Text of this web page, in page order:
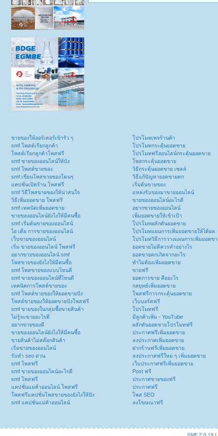
ขายของให้ออร์เดอร์เข้ารัว ๆ
smf โพสต์เรียกลูกค้า
โพสต์เรียกลูกค้าโพสฟรี
smf ขายของออนไลน์ให้ปัง
smf โพสต์ขายของ
smf เขียนโพสขายของโดนๆ
แคปชั่นเปิดร้าน โพสฟรี
smf วิธีโพสขายของให้น่าสนใจ
วิธีเพิ่มยอดขาย โพสฟรี
smf เทคนิคเพิ่มยอดขาย
ขายของออนไลน์ยังไงให้มีคนซื้อ
smf เริ่มต้นขายของออนไลน์
ไอ เดีย การขายของออนไลน์
เว็บขายของออนไลน์
เริ่ม ขายของออนไลน์ โพสฟรี
อยากขายของออนไลน์ smf
โพสขายของยังไงให้มีคนซื้อ
smf โพสขายของแบบไหนดี
smf ขายของออนไลน์ที่ไหนดี
เทคนิคการโพสต์ขายของ
smf โพสต์ขายของให้ยอดขายปัง
โพสต์ขายของให้ยอดขายปังโพสฟรี
smf ขายของในกลุ่มซื้อขายสินค้า
ไม่รู้จะขายอะไรดี
อยากขายของดี
ขายของออนไลน์ยังไงให้มีคนซื้อ
ขายสินค้าไม่สต๊อกสินค้า
เริ่มขายของออนไลน์
รับทำ seo ด่วน
smf โพสฟรี
smf ขายของออนไลน์อะไรดี
smf โพสฟรี
แคปชั่นแม่ค้าออนไลน์ โพสฟรี
โพสฟรีแคปชั่นโพสขายของยังไงให้ปัง
smf แคปชั่นแม่ค้าออนไลน์
โปรโมทเพจร้านค้า
โปรโมทกระตุ้นยอดขาย
โปรโมทฟรีออนไลน์กระตุ้นยอดขาย
โพสกระตุ้นยอดขาย
วิธีกระตุ้นยอดขาย เซลล์
วิธีแก้ปัญหายอดขายตก
เริ่มต้นขายของ
แหล่งรับของมาขายออนไลน์
ขายของออนไลน์อะไรดี
อยากขายของออนไลน์
เพิ่มยอดขายให้เข้าเป้า
โปรโมทผลักดันยอดขาย
โปรโมทแผนการเพิ่มยอดขายให้ได้ผล
โปรโมทวิธีการวางแผนการเพิ่มยอดข
ยอดขายไม่ดีควรทำอย่างไร
ยอดขายตกเกิดจากอะไร
ทำไมต้องเพิ่มยอดขาย
ขายฟรี
ยอดการขาย คืออะไร
กลยุทธ์เพิ่มยอดขาย
โพสฟรีการกระตุ้นยอดขาย
เว็บบอร์ดฟรี
โปรโมทฟรี
มีลูกค้าเพิ่ม - YouTube
ผลักดันยอดขายโปรโมทฟรี
ประกาศฟรีเพิ่มยอดขาย
ลงประกาศเพิ่มยอดขาย
ฝากร้านฟรีเพิ่มยอดขาย
ลงประกาศฟรีใหม่ ๆ เพิ่มยอดขาย
เว็บประกาศฟรีเพิ่มยอดขาย
Post ฟรี
ประกาศขายของฟรี
ประกาศฟรี
โพส SEO
ลงโฆษณาฟรี
SMF 2.0.19 |